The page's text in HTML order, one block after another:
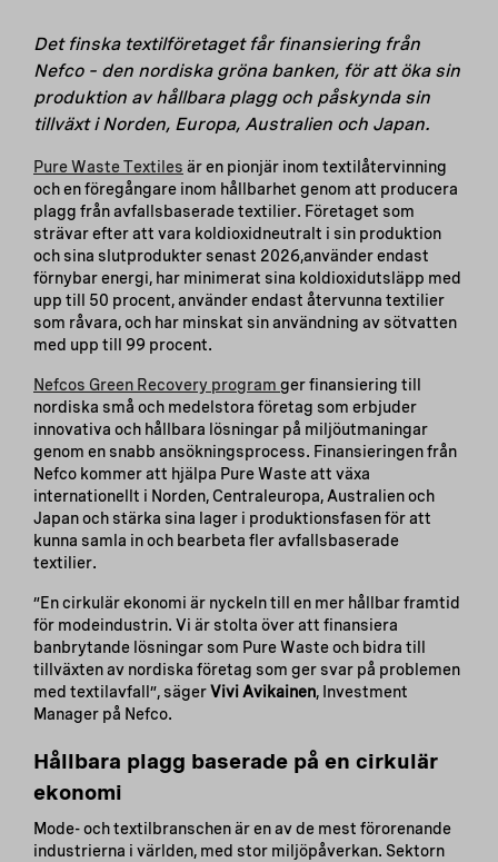
Det finska textilföretaget får finansiering från
Nefco – den nordiska gröna banken, för att öka sin
produktion av hållbara plagg och påskynda sin
tillväxt i Norden, Europa, Australien och Japan.
Pure Waste Textiles är en pionjär inom textilåtervinning
och en föregångare inom hållbarhet genom att producera
plagg från avfallsbaserade textilier. Företaget som
strävar efter att vara koldioxidneutralt i sin produktion
och sina slutprodukter senast 2026,använder endast
förnybar energi, har minimerat sina koldioxidutsläpp med
upp till 50 procent, använder endast återvunna textilier
som råvara, och har minskat sin användning av sötvatten
med upp till 99 procent.
Nefcos Green Recovery program ger finansiering till
nordiska små och medelstora företag som erbjuder
innovativa och hållbara lösningar på miljöutmaningar
genom en snabb ansökningsprocess. Finansieringen från
Nefco kommer att hjälpa Pure Waste att växa
internationellt i Norden, Centraleuropa, Australien och
Japan och stärka sina lager i produktionsfasen för att
kunna samla in och bearbeta fler avfallsbaserade
textilier.
”En cirkulär ekonomi är nyckeln till en mer hållbar framtid
för modeindustrin. Vi är stolta över att finansiera
banbrytande lösningar som Pure Waste och bidra till
tillväxten av nordiska företag som ger svar på problemen
med textilavfall”, sägerVivi Avikainen, Investment
Manager på Nefco.
Hållbara plagg baserade på en cirkulär
ekonomi
Mode- och textilbranschen är en av de mest förorenande
industrierna i världen, med stor miljöpåverkan. Sektorn